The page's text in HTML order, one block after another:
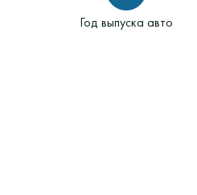
Год выпуска авто